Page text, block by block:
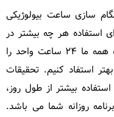
سازی ساعت بیولوژیکی
استفاده هر چه بیشتر در
طول ۲۴ ساعت وجود دارد؟ در حالی که همه ما ۲۴ ساعت واحد را
توانیم از ۲۴ ساعت بهتر استفاد کنیم. تحقیقات
بیشتر از طول روز،
روزانه شما می باشد.